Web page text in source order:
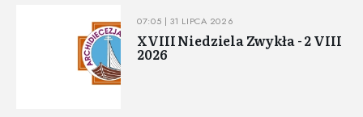
07:05 | 31 LIPCA 2026
XVIII Niedziela Zwykła - 2 VIII
2026